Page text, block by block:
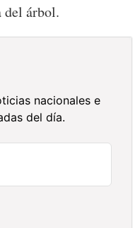
del árbol.
nacionales e
del día.